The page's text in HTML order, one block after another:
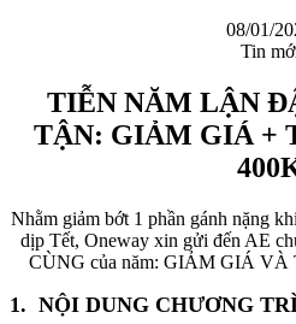
08/01/
Tin
TIỄN NĂM LẬN
TẬN: GIẢM GIÁ +
Nhằm giảm bớt 1 phần gánh nặng
dịp Tết, Oneway xin gửi đến AE
CÙNG của năm: GIẢM GIÁ VÀ
1. NỘI DUNG CHƯƠNG